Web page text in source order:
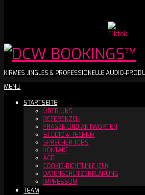
Youtube
Channel
DCW
BOOKINGS™
KIRMES JINGLES & PROFESSIONELLE AUDIO-
Secondary
Menu
MENU
STARTSEITE
ÜBER UNS
REFERENZEN
FRAGEN UND ANTWORTEN
STUDIO & TECHNIK
SPRECHER JOBS
KONTAKT
AGB
COOKIE-RICHTLINIE (EU)
DATENSCHUTZERKLÄRUNG
IMPRESSUM
TEAM